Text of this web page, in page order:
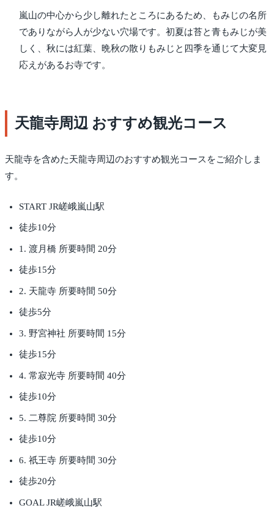
嵐山の中心から少し離れたところにあるため、もみじの名所
でありながら人が少ない穴場です。初夏は苔と青もみじが美
しく、秋には紅葉、晩秋の散りもみじと四季を通じて大変見
応えがあるお寺です。
天龍寺周辺 おすすめ観光コース
天龍寺を含めた天龍寺周辺のおすすめ観光コースをご紹介しま
す。
START JR嵯峨嵐山駅
徒歩10分
1. 渡月橋 所要時間 20分
徒歩15分
2. 天龍寺 所要時間 50分
徒歩5分
3. 野宮神社 所要時間 15分
徒歩15分
4. 常寂光寺 所要時間 40分
徒歩10分
5. 二尊院 所要時間 30分
徒歩10分
6. 祇王寺 所要時間 30分
徒歩20分
GOAL JR嵯峨嵐山駅